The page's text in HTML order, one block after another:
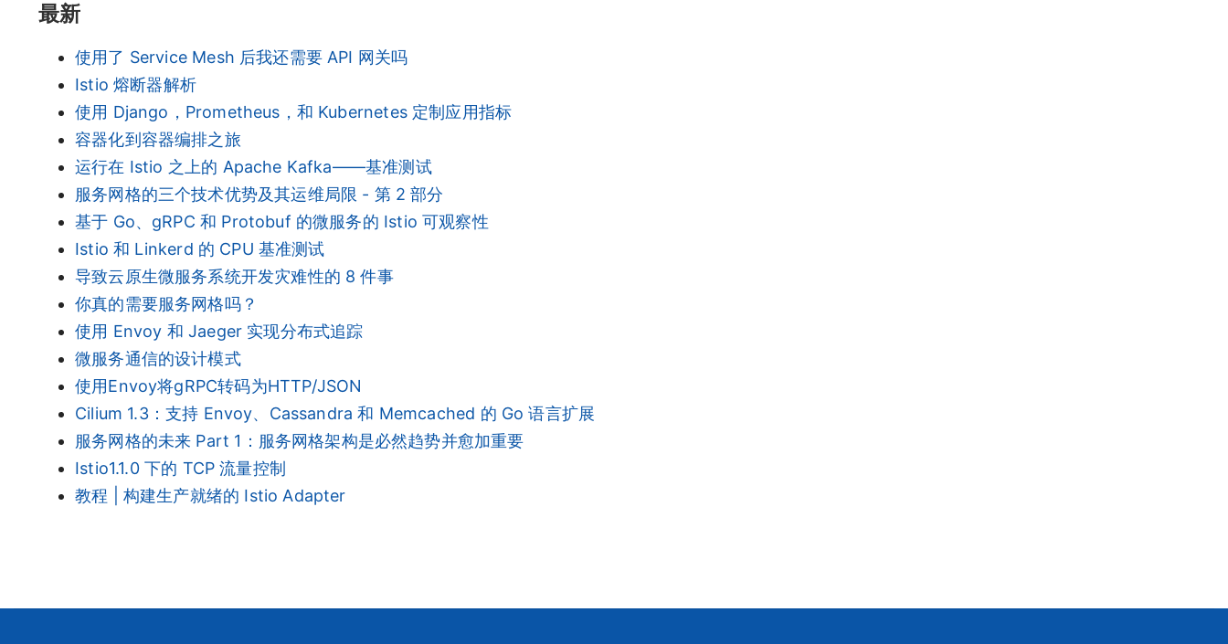
最新
使用了 Service Mesh 后我还需要 API 网关吗
Istio 熔断器解析
使用 Django，Prometheus，和 Kubernetes 定制应用指标
容器化到容器编排之旅
运行在 Istio 之上的 Apache Kafka——基准测试
服务网格的三个技术优势及其运维局限 - 第 2 部分
基于 Go、gRPC 和 Protobuf 的微服务的 Istio 可观察性
Istio 和 Linkerd 的 CPU 基准测试
导致云原生微服务系统开发灾难性的 8 件事
你真的需要服务网格吗？
使用 Envoy 和 Jaeger 实现分布式追踪
微服务通信的设计模式
使用Envoy将gRPC转码为HTTP/JSON
Cilium 1.3：支持 Envoy、Cassandra 和 Memcached 的 Go 语言扩展
服务网格的未来 Part 1：服务网格架构是必然趋势并愈加重要
Istio1.1.0 下的 TCP 流量控制
教程 | 构建生产就绪的 Istio Adapter